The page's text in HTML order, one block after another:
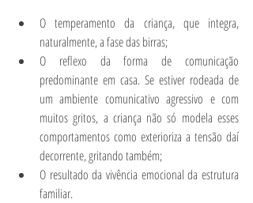
O temperamento da criança, que integra,
naturalmente, a fase das birras;
O reflexo da forma de comunicação
predominante em casa. Se estiver rodeada de
um ambiente comunicativo agressivo e com
muitos gritos, a criança não só modela esses
comportamentos como exterioriza a tensão daí
decorrente, gritando também;
O resultado da vivência emocional da estrutura
familiar.